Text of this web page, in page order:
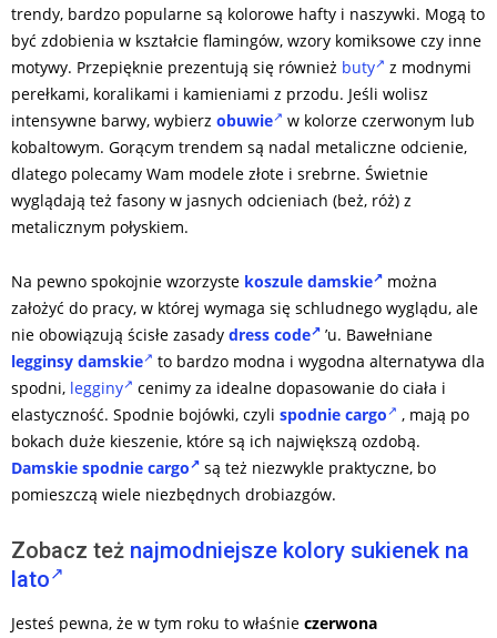
trendy, bardzo popularne są kolorowe hafty i naszywki. Mogą to
być zdobienia w kształcie flamingów, wzory komiksowe czy inne
motywy. Przepięknie prezentują się również buty
z modnymi
perełkami, koralikami i kamieniami z przodu. Jeśli wolisz
intensywne barwy, wybierz obuwie
w kolorze czerwonym lub
kobaltowym. Gorącym trendem są nadal metaliczne odcienie,
dlatego polecamy Wam modele złote i srebrne. Świetnie
wyglądają też fasony w jasnych odcieniach (beż, róż) z
metalicznym połyskiem.
Na pewno spokojnie wzorzyste koszule damskie
można
założyć do pracy, w której wymaga się schludnego wyglądu, ale
nie obowiązują ścisłe zasady dress code
’u. Bawełniane
legginsy damskie
to bardzo modna i wygodna alternatywa dla
spodni, legginy
cenimy za idealne dopasowanie do ciała i
elastyczność. Spodnie bojówki, czyli spodnie cargo
, mają po
bokach duże kieszenie, które są ich największą ozdobą.
Damskie spodnie cargo
są też niezwykle praktyczne, bo
pomieszczą wiele niezbędnych drobiazgów.
Zobacz też najmodniejsze kolory sukienek na
lato
Jesteś pewna, że w tym roku to właśnie czerwona